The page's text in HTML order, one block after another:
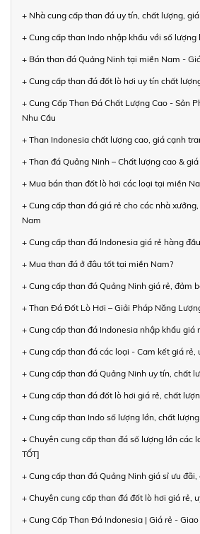
+ Nhà cung cấp than đá uy tín, chất lượng,
+ Cung cấp than Indo nhập khẩu với số
+ Bán than đá Quảng Ninh tại miền Nam -
+ Cung cấp than đá đốt lò hơi uy tín chất
+ Cung Cấp Than Đá Chất Lượng Cao - Sản
Nhu Cầu
+ Than Indonesia chất lượng cao, giá cạnh
+ Than đá Quảng Ninh – Chất lượng cao &
+ Mua bán than đốt lò hơi các loại tại miền
+ Cung cấp than đá giá rẻ cho các nhà
Nam
+ Cung cấp than đá Indonesia giá rẻ hàng
+ Mua than đá ở đâu tốt tại miền Nam?
+ Cung cấp than đá Quảng Ninh giá rẻ, đảm
+ Than Đá Đốt Lò Hơi – Giải Pháp Năng
+ Cung cấp than đá Indonesia nhập khẩu giá
+ Cung cấp than đá các loại - Cam kết giá rẻ,
+ Cung cấp than đá Quảng Ninh uy tín, chất
+ Cung cấp than đá đốt lò hơi giá rẻ, chất
+ Cung cấp than Indo số lượng lớn, chất
+ Chuyên cung cấp than đá số lượng lớn các
TỐT]
+ Cung cấp than đá Quảng Ninh giá sỉ ưu
+ Chuyên cung cấp than đá đốt lò hơi giá rẻ,
+ Cung Cấp Than Đá Indonesia | Giá rẻ -